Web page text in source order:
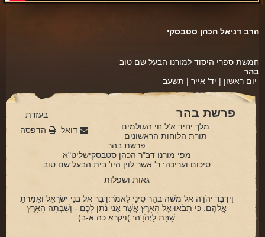
הוד
מלכות
סיפורי הבעל שם טוב
הרב שמואל אליהו
הרב מיכי יוספי
ארכיון
הרב דניאל הכהן סטבסקי
חמשת ספרי היסוד למורנו הבעל שם טוב
בהר
יום ראשון | יד' אייר | תשעב
פרשת בהר
הדפסה דואל
בעזרת
מלך יחיד א'ל חי העולמים
תורת הלוחות הראשונים
פרשת בהר
מפי מורנו דב"ר הכהן סטבסקישליט"א
סיכום ועריכה: ר' אשר לוין היו' בית הבעל שם טוב
גאות ושפלות
וַיְדַבֵּר יְהֹוָ'ה אֶל משֶׁה בְּהַר סִינַי לֵאמֹר:דַּבֵּר אֶל בְּנֵי יִשְׂרָאֵל וְאָמַרְתָּ
אֲלֵהֶם: כִּי תָבֹאוּ אֶל הָאָרֶץ אֲשֶׁר אֲנִי נֹתֵן לָכֶם - וְשָׁבְתָה הָאָרֶץ
שַׁבָּת לַיְהֹוָ'ה: )ויקרא כה א-ב)